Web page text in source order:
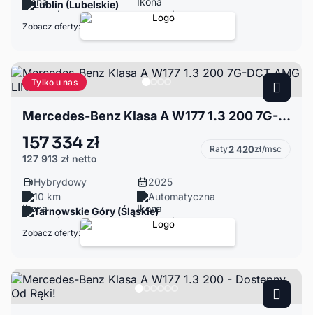
Lublin (Lubelskie)
Zobacz oferty:
Tylko u nas
Mercedes-Benz Klasa A W177 1.3 200 7G-DCT AMG LINE
157 334 zł
127 913 zł netto
Raty2 420zł/msc
Hybrydowy
2025
10 km
Automatyczna
Tarnowskie Góry (Śląskie)
Zobacz oferty: